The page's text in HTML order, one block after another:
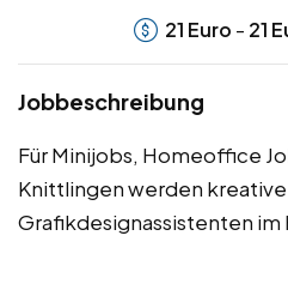
21 Euro - 21
Jobbeschreibung
Für Minijobs, Homeoffice
Knittlingen werden
Grafikdesignassistenten